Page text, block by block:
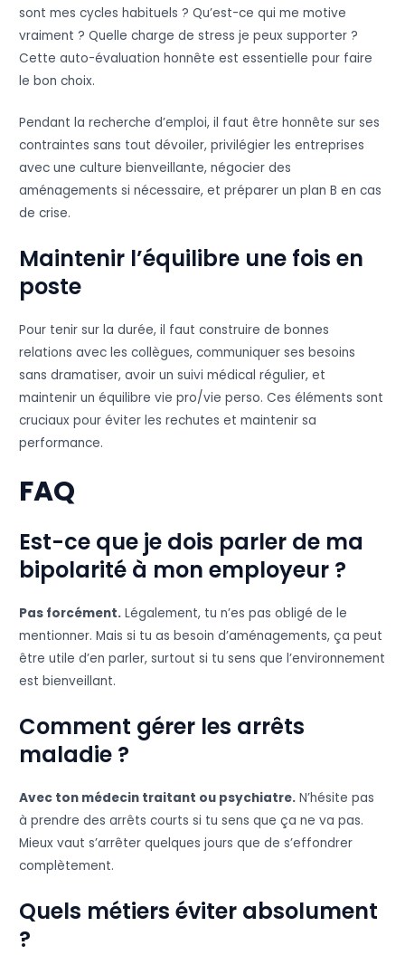
sont mes cycles habituels ? Qu’est-ce qui me motive
vraiment ? Quelle charge de stress je peux supporter ?
Cette auto-évaluation honnête est essentielle pour faire
le bon choix.
Pendant la recherche d’emploi, il faut être honnête sur ses
contraintes sans tout dévoiler, privilégier les entreprises
avec une culture bienveillante, négocier des
aménagements si nécessaire, et préparer un plan B en cas
de crise.
Maintenir l’équilibre une fois en
poste
Pour tenir sur la durée, il faut construire de bonnes
relations avec les collègues, communiquer ses besoins
sans dramatiser, avoir un suivi médical régulier, et
maintenir un équilibre vie pro/vie perso. Ces éléments sont
cruciaux pour éviter les rechutes et maintenir sa
performance.
FAQ
Est-ce que je dois parler de ma
bipolarité à mon employeur ?
Pas forcément. Légalement, tu n’es pas obligé de le
mentionner. Mais si tu as besoin d’aménagements, ça peut
être utile d’en parler, surtout si tu sens que l’environnement
est bienveillant.
Comment gérer les arrêts
maladie ?
Avec ton médecin traitant ou psychiatre. N’hésite pas
à prendre des arrêts courts si tu sens que ça ne va pas.
Mieux vaut s’arrêter quelques jours que de s’effondrer
complètement.
Quels métiers éviter absolument
?